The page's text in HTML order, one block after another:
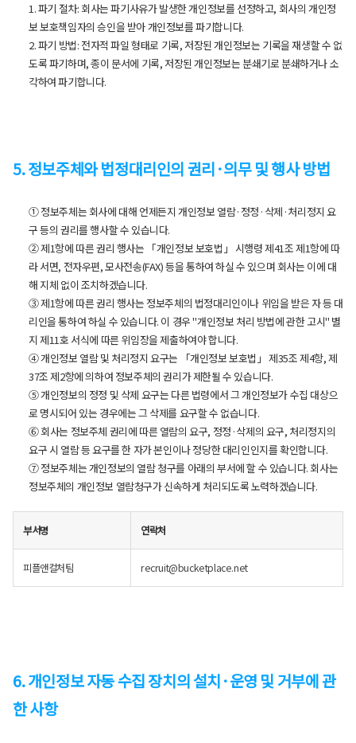
1. 파기 절차: 회사는 파기사유가 발생한 개인정보를 선정하고, 회사의 개인정
보 보호책임자의 승인을 받아 개인정보를 파기합니다.
2. 파기 방법: 전자적 파일 형태로 기록, 저장된 개인정보는 기록을 재생할 수 없
도록 파기하며, 종이 문서에 기록, 저장된 개인정보는 분쇄기로 분쇄하거나 소
각하여 파기합니다.
5. 정보주체와 법정대리인의 권리·의무 및 행사 방법
① 정보주체는 회사에 대해 언제든지 개인정보 열람·정정·삭제·처리정지 요
구 등의 권리를 행사할 수 있습니다.
② 제1항에 따른 권리 행사는 「개인정보 보호법」 시행령 제41조 제1항에 따
라 서면, 전자우편, 모사전송(FAX) 등을 통하여 하실 수 있으며 회사는 이에 대
해 지체 없이 조치하겠습니다.
③ 제1항에 따른 권리 행사는 정보주체의 법정대리인이나 위임을 받은 자 등 대
리인을 통하여 하실 수 있습니다. 이 경우 "개인정보 처리 방법에 관한 고시" 별
지 제11호 서식에 따른 위임장을 제출하여야 합니다.
④ 개인정보 열람 및 처리정지 요구는 「개인정보 보호법」 제35조 제4항, 제
37조 제2항에 의하여 정보주체의 권리가 제한될 수 있습니다.
⑤ 개인정보의 정정 및 삭제 요구는 다른 법령에서 그 개인정보가 수집 대상으
로 명시되어 있는 경우에는 그 삭제를 요구할 수 없습니다.
⑥ 회사는 정보주체 권리에 따른 열람의 요구, 정정·삭제의 요구, 처리정지의
요구 시 열람 등 요구를 한 자가 본인이나 정당한 대리인인지를 확인합니다.
⑦ 정보주체는 개인정보의 열람 청구를 아래의 부서에 할 수 있습니다. 회사는
정보주체의 개인정보 열람청구가 신속하게 처리되도록 노력하겠습니다.
부서명 연락처
피플앤컬처팀 recruit@bucketplace.net
6. 개인정보 자동 수집 장치의 설치·운영 및 거부에 관
한 사항